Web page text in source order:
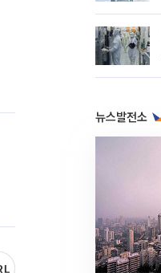
뉴스발전소